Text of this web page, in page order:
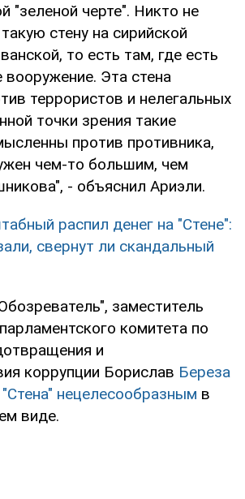
"зеленой черте". Никто не
стену на сирийской
то есть там, где есть
Эта стена
террористов и нелегальных
точки зрения такие
против противника,
чем-то большим, чем
- объяснил Ариэли.
распил денег на "Стене":
свернут ли скандальный
заместитель
комитета по
и
коррупции Борислав Береза
нецелесообразным в
виде.